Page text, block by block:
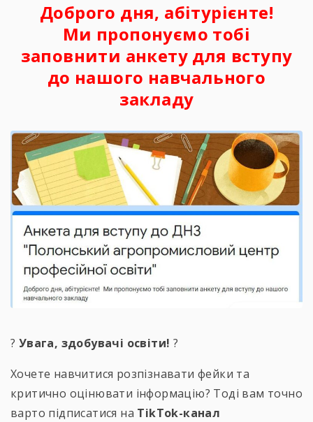
Доброго дня, абітурієнте!
Ми пропонуємо тобі
заповнити анкету для вступу
до нашого навчального
закладу
? Увага, здобувачі освіти! ?
Хочете навчитися розпізнавати фейки та
критично оцінювати інформацію? Тоді вам точно
варто підписатися на TikTok-канал